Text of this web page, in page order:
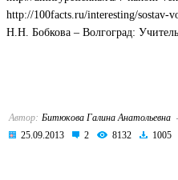
http://100facts.ru/interesting/sostav-
Н.Н. Бобкова – Волгоград:
Автор: Битюкова Галина Анатольевна
25.09.2013
2 8132 1005